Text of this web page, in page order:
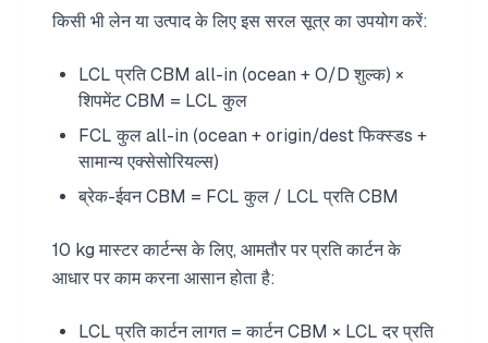
किसी भी लेन या उत्पाद के लिए इस सरल सूत्र का उपयोग करें:
LCL प्रति CBM all-in (ocean + O/D शुल्क) ×
शिपमेंट CBM = LCL कुल
FCL कुल all-in (ocean + origin/dest फिक्स्डs +
सामान्य एक्सेसोरियल्स)
ब्रेक-ईवन CBM = FCL कुल / LCL प्रति CBM
10 kg मास्टर कार्टन्स के लिए, आमतौर पर प्रति कार्टन के
आधार पर काम करना आसान होता है:
LCL प्रति कार्टन लागत = कार्टन CBM × LCL दर प्रति